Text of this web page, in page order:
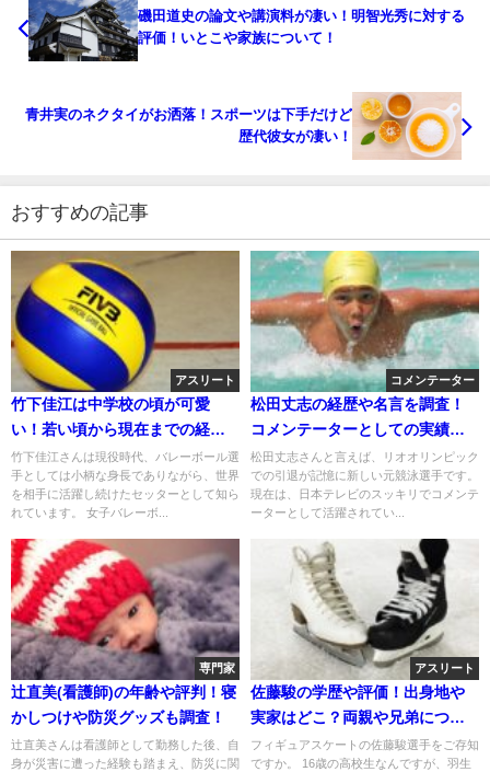
磯田道史の論文や講演料が凄い！明智光秀に対する
評価！いとこや家族について！
青井実のネクタイがお洒落！スポーツは下手だけど
歴代彼女が凄い！
おすすめの記事
アスリート
竹下佳江は中学校の頃が可愛
い！若い頃から現在までの経
歴！ブロックが凄い！
竹下佳江さんは現役時代、バレーボール選
手としては小柄な身長でありながら、世界
を相手に活躍し続けたセッターとして知ら
れています。 女子バレーボ...
コメンテーター
松田丈志の経歴や名言を調査！
コメンテーターとしての実績！
自宅はどこ？
松田丈志さんと言えば、リオオリンピック
での引退が記憶に新しい元競泳選手です。
現在は、日本テレビのスッキリでコメンテ
ーターとして活躍されてい...
専門家
辻直美(看護師)の年齢や評判！寝
かしつけや防災グッズも調査！
辻直美さんは看護師として勤務した後、自
身が災害に遭った経験も踏まえ、防災に関
アスリート
佐藤駿の学歴や評価！出身地や
実家はどこ？両親や兄弟につい
て！
フィギュアスケートの佐藤駿選手をご存知
ですか。 16歳の高校生なんですが、羽生